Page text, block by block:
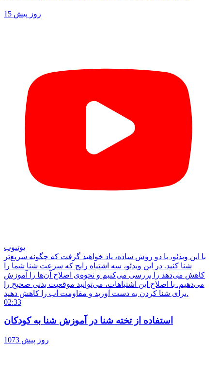
15 روز پیش
یوتیوب
با این ویدئو، با دو روش ساده، یاد خواهید گرفت که چگونه سریع‌تر
شنا کنید. در این ویدئو، سه اشتباه رایج که سرعت شنا شما را
کاهش می‌دهد را بررسی می‌کنیم و نحوه‌ی اصلاح آن‌ها را آموزش
می‌دهیم. با اصلاح این اشتباهات، می‌توانید موقعیت بدنی صحیح را
برای شنا کردن به دست آورید و مقاومت آب را کاهش دهید.
02:33
استفاده از تخته شنا در آموزش شنا به کودکان
1073 روز پیش